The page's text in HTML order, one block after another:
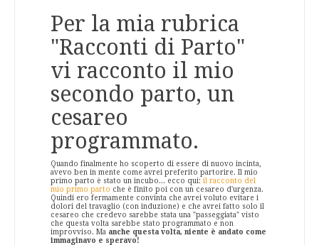
Per la mia rubrica
"Racconti di Parto"
vi racconto il mio
secondo parto, un
cesareo
programmato.
Quando finalmente ho scoperto di essere di nuovo incinta,
avevo ben in mente come avrei preferito partorire. Il mio
primo parto è stato un incubo... ecco qui: il racconto del
mio primo parto che è finito poi con un cesareo d'urgenza.
Quindi ero fermamente convinta che avrei voluto evitare i
dolori del travaglio (con induzione) e che avrei fatto solo il
cesareo che credevo sarebbe stata una "passeggiata" visto
che questa volta sarebbe stato programmato e non
improvviso. Ma anche questa volta, niente è andato come
immaginavo e speravo!